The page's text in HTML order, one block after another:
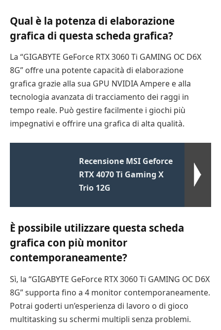
Qual è la potenza di elaborazione
grafica di questa scheda grafica?
La “GIGABYTE GeForce RTX 3060 Ti GAMING OC D6X
8G” offre una potente capacità di elaborazione
grafica grazie alla sua GPU NVIDIA Ampere e alla
tecnologia avanzata di tracciamento dei raggi in
tempo reale. Può gestire facilmente i giochi più
impegnativi e offrire una grafica di alta qualità.
Recensione MSI Geforce
RTX 4070 Ti Gaming X
Trio 12G
È possibile utilizzare questa scheda
grafica con più monitor
contemporaneamente?
Sì, la “GIGABYTE GeForce RTX 3060 Ti GAMING OC D6X
8G” supporta fino a 4 monitor contemporaneamente.
Potrai goderti un’esperienza di lavoro o di gioco
multitasking su schermi multipli senza problemi.